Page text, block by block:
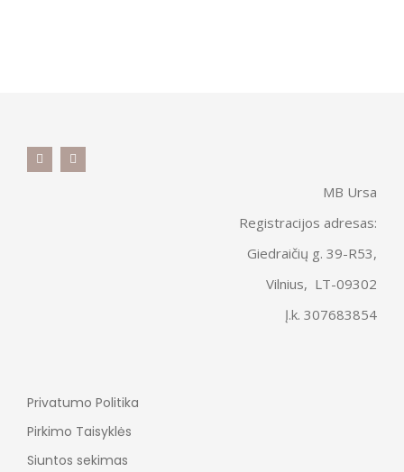
MB Ursa
Registracijos adresas:
Giedraičių g. 39-R53,
Vilnius, LT-09302
Į.k. 307683854
Privatumo Politika
Pirkimo Taisyklės
Siuntos sekimas